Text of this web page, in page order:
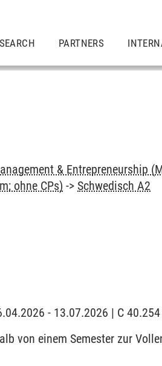
PARTNERS
& Entrepreneurship
ohne CPs) -> Schwedisch A2
- 13.07.2026 | C
von einem Semester zur